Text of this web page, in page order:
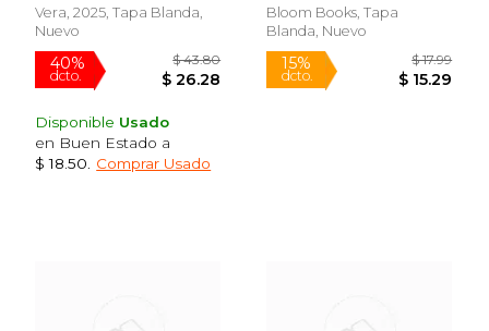
dcto.
Vera, 2025, Tapa Blanda,
Nuevo
Disponible Usado
en Buen Estado a
$ 18.50
Comprar Usado
Bloom Books, Tapa
Blanda, Nuevo